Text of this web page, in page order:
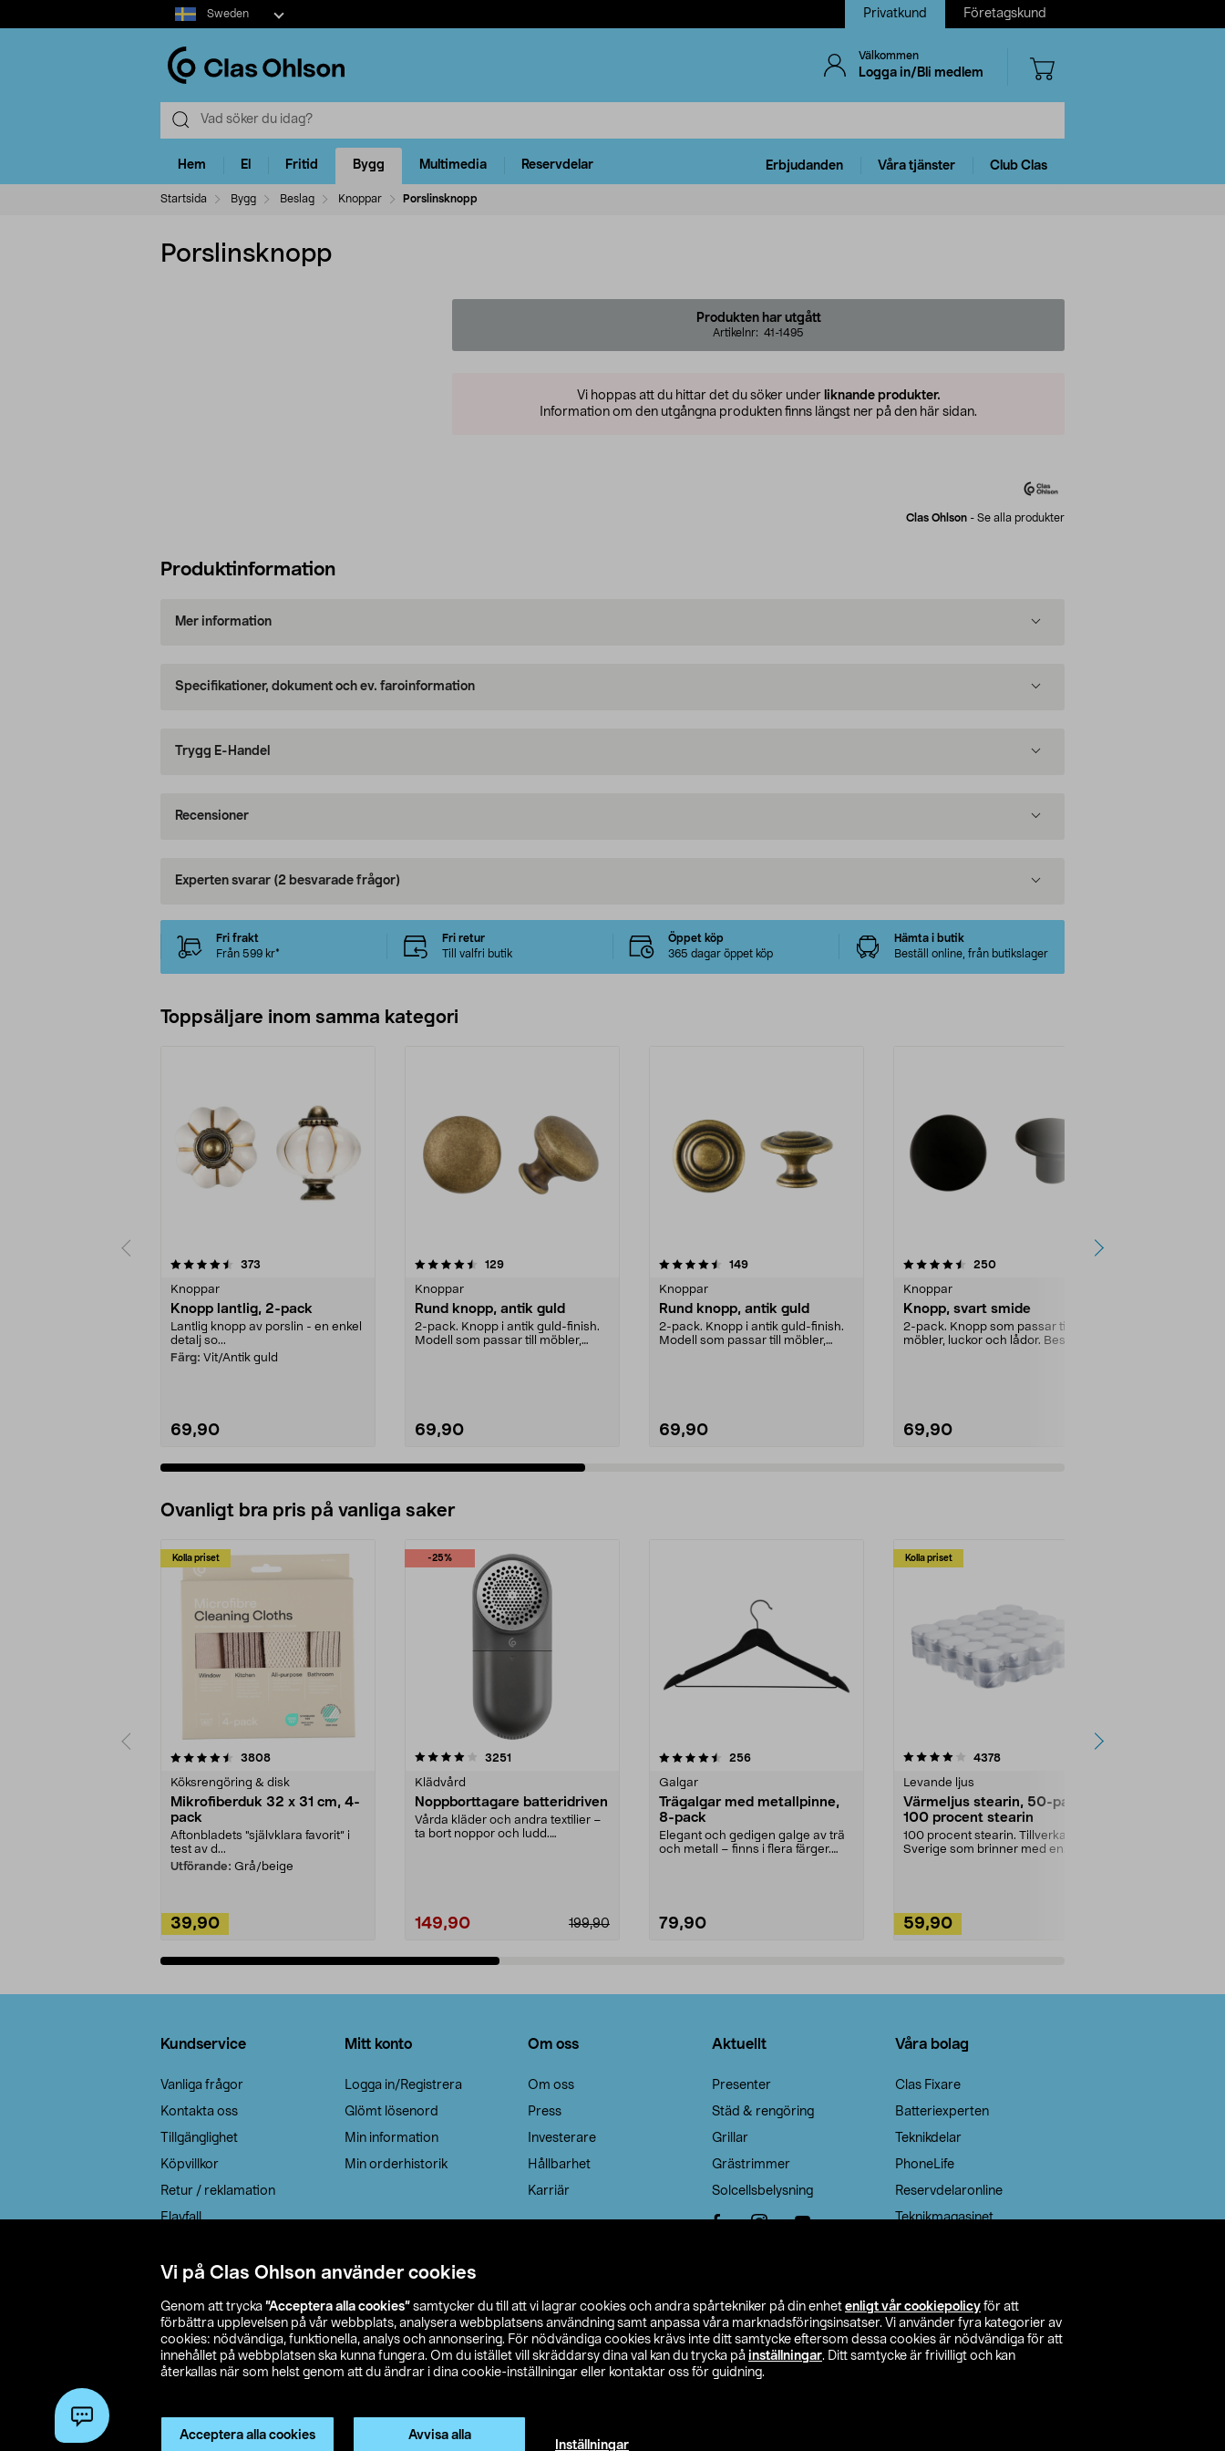
Vi på Clas Ohlson använder cookies
Genom att trycka ”Acceptera alla cookies” samtycker du till att vi lagrar cookies och andra spårtekniker på din enhet enligt vår cookiepolicy för att
förbättra upplevelsen på vår webbplats, analysera webbplatsens användning samt anpassa våra marknadsföringsinsatser. Vi använder fyra kategorier av
cookies: nödvändiga, funktionella, analys och annonsering. För nödvändiga cookies krävs inte ditt samtycke eftersom dessa cookies är nödvändiga för att
innehållet på webbplatsen ska kunna fungera. Om du istället vill skräddarsy dina val kan du trycka på inställningar. Ditt samtycke är frivilligt och kan
återkallas när som helst genom att du ändrar i dina cookie-inställningar eller kontaktar oss för guidning.
Acceptera alla cookies Avvisa alla
Inställningar
Select
market
Sweden Privatkund Företagskund
Välkommen
Logga in/Bli medlem
Hem El Fritid Bygg Multimedia Reservdelar Erbjudanden Våra tjänster Club Clas
Startsida Bygg Beslag Knoppar Porslinsknopp
Porslinsknopp
Produkten har utgått
Artikelnr: 41-1495
Vi hoppas att du hittar det du söker under liknande produkter.
Information om den utgångna produkten finns längst ner på den här sidan.
Clas Ohlson - Se alla produkter
Produktinformation
Mer information
Specifikationer, dokument och ev. faroinformation
Trygg E-Handel
Recensioner
Experten svarar (2 besvarade frågor)
Fri frakt
Från 599 kr*
Fri retur
Till valfri butik
Öppet köp
365 dagar öppet köp
Hämta i butik
Beställ online, från butikslager
Toppsäljare inom samma kategori
373
Knoppar
Knopp lantlig, 2-pack
Lantlig knopp av porslin - en enkel
detalj so...
Färg: Vit/Antik guld
69,90
4.5 av 5 stjärnor 129recensioner
Knoppar
Rund knopp, antik guld
2-pack. Knopp i antik guld-finish.
Modell som passar till möbler,
69,90
4.5 av 5 stjärnor 149recensioner
Knoppar
Rund knopp, antik guld
2-pack. Knopp i antik guld-finish.
Modell som passar till möbler,
69,90
4.5 av 5 stjärnor 250recensioner
Knoppar
Knopp, svart smide
2-pack. Knopp som passar till
möbler, luckor och lådor. Beslag
69,90
4.5 av 5 stjärnor
Ovanligt bra pris på vanliga saker
Kolla priset
3808recensioner
Köksrengöring & disk
Mikrofiberduk 32 x 31 cm, 4-
pack
Aftonbladets "självklara favorit” i
test av d...
Utförande: Grå/beige
39,90
-25%
4.0av 5 stjärnor 3251
Klädvård
Noppborttagare batteridriven
Vårda kläder och andra textilier –
ta bort noppor och ludd.
199,90
149,90
4.5av 5 stjärnor 256recensioner
Galgar
Trägalgar med metallpinne,
8-pack
Elegant och gedigen galge av trä
och metall – finns i flera färger.
79,90
Kolla priset
4.0av 5 stjärnor 4378recensioner
Levande ljus
Värmeljus stearin, 50-pack,
100 procent stearin
100 procent stearin. Tillverkade i
Sverige som brinner med en
59,90
4.5av 5 stjärnor
Kundservice
Vanliga frågor
Kontakta oss
Tillgänglighet
Köpvillkor
Retur / reklamation
Elavfall
Leveransalternativ
Mitt konto
Logga in/Registrera
Glömt lösenord
Min information
Min orderhistorik
Om oss
Om oss
Press
Investerare
Hållbarhet
Karriär
Aktuellt
Presenter
Städ & rengöring
Grillar
Grästrimmer
Solcellsbelysning
Våra bolag
Clas Fixare
Batteriexperten
Teknikdelar
PhoneLife
Reservdelaronline
Teknikmagasinet